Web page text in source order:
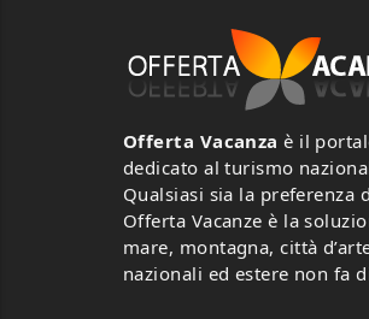
Offerta Vacanza è il
dedicato al turismo
Qualsiasi sia la preferenza
Offerta Vacanze è la
mare, montagna, città
nazionali ed estere non fa